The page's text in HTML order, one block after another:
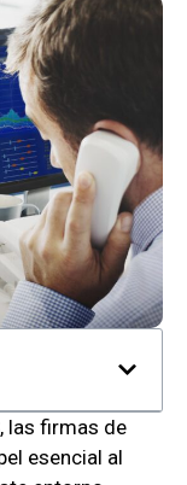
las firmas de
esencial al